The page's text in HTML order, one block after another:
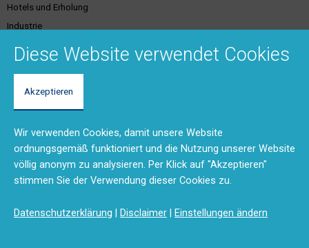
Hotels und Erholung
Industrie
Kundenservice &
Dienstleistungen
Brandschutzschulungen
Planungstool
BMA-Konzept
Produktdokumentation (DMS)
Unser Team
Rücksendungen und Reparaturen
(RMA)
Feedback
Kontaktformular
Diese Website verwendet Cookies
Akzeptieren
Wir verwenden Cookies, damit unsere Website
ordnungsgemäß funktioniert und die Nutzung unserer Website
völlig anonym zu analysieren. Per Klick auf "Akzeptieren"
stimmen Sie der Verwendung dieser Cookies zu.
Datenschutzerklärung | Disclaimer | Einstellungen ändern